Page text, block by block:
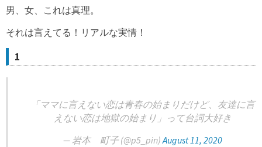
男、女、これは真理。
それは言えてる！リアルな実情！
1
「ママに言えない恋は青春の始まりだけど、友達に言
えない恋は地獄の始まり」って台詞大好き
— 岩本 町子 (@p5_pin)August 11, 2020